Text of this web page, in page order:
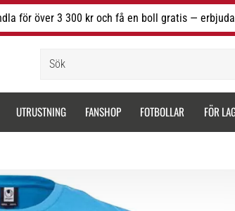
för över 3 300 kr och få en boll gratis —
UTRUSTNING FANSHOP FOTBOLLAR FÖR